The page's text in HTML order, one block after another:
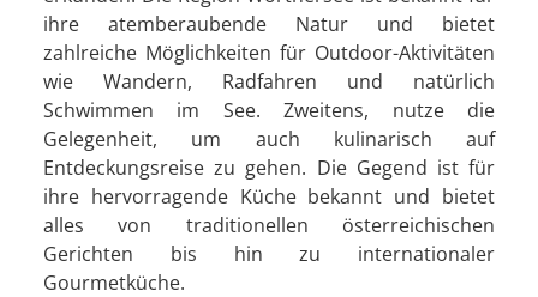
ihre atemberaubende Natur und bietet
zahlreiche Möglichkeiten für Outdoor-Aktivitäten
wie Wandern, Radfahren und natürlich
Schwimmen im See. Zweitens, nutze die
Gelegenheit, um auch kulinarisch auf
Entdeckungsreise zu gehen. Die Gegend ist für
ihre hervorragende Küche bekannt und bietet
alles von traditionellen österreichischen
Gerichten bis hin zu internationaler
Gourmetküche.